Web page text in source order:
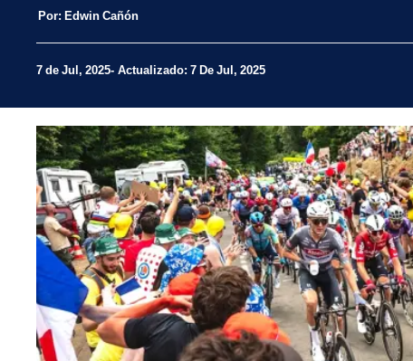
Por: Edwin Cañón
7 de Jul, 2025 Actualizado: 7 De Jul, 2025